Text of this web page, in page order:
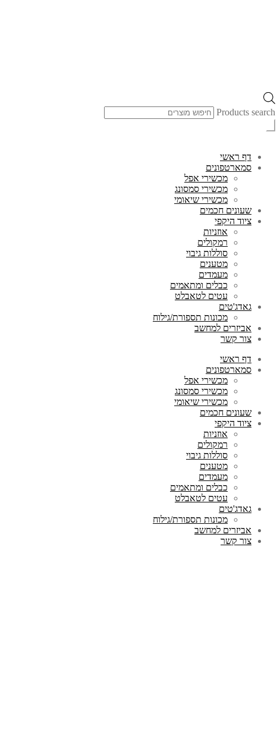
Products search
דף ראשי
סמארטפונים
מכשירי אפל
מכשירי סמסונג
מכשירי שיאומי
שעונים חכמים
ציוד היקפי
אוזניות
רמקולים
סוללות גיבוי
מטענים
מעמדים
כבלים ומתאמים
עטים לטאבלט
גאדג'טים
מכונות תספורת/גילוח
אביזרים למחשב
צור קשר
דף ראשי
סמארטפונים
מכשירי אפל
מכשירי סמסונג
מכשירי שיאומי
שעונים חכמים
ציוד היקפי
אוזניות
רמקולים
סוללות גיבוי
מטענים
מעמדים
כבלים ומתאמים
עטים לטאבלט
גאדג'טים
מכונות תספורת/גילוח
אביזרים למחשב
צור קשר